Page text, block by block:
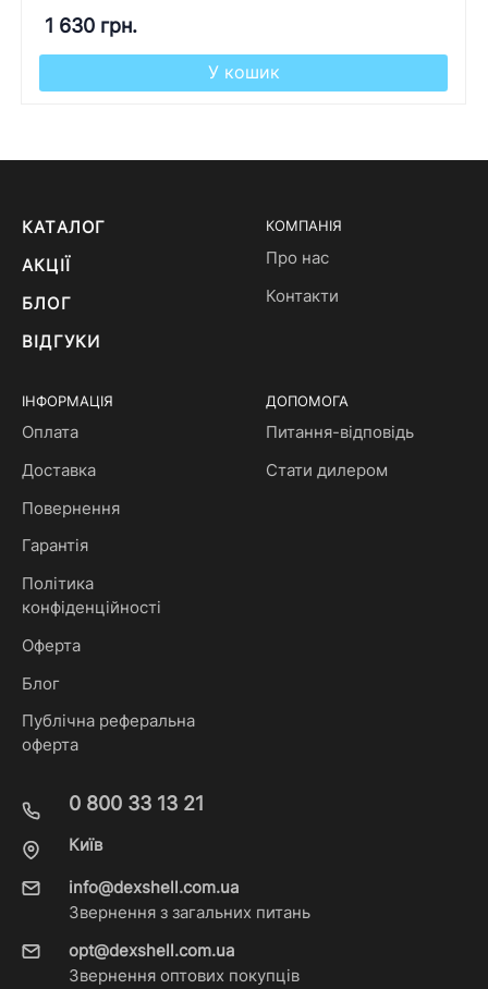
1 630 грн.
У кошик
КАТАЛОГ
АКЦІЇ
БЛОГ
ВІДГУКИ
КОМПАНІЯ
Про нас
Контакти
ІНФОРМАЦІЯ
Оплата
Доставка
Повернення
Гарантія
Політика
конфіденційності
Оферта
Блог
Публічна реферальна
оферта
ДОПОМОГА
Питання-відповідь
Стати дилером
0 800 33 13 21
Київ
info@dexshell.com.ua
Звернення з загальних питань
opt@dexshell.com.ua
Звернення оптових покупців